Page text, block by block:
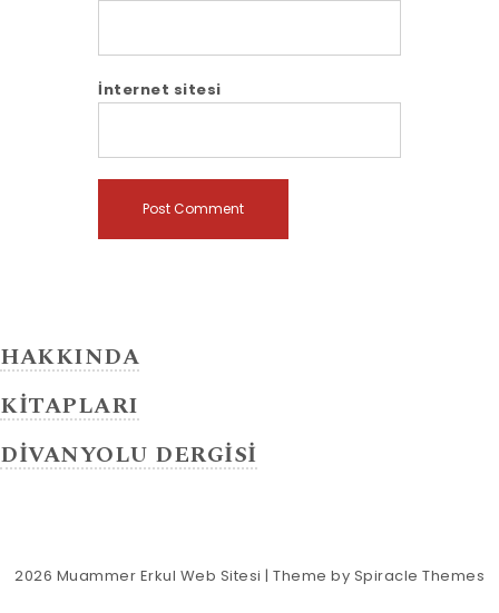
İnternet sitesi
HAKKINDA
KİTAPLARI
DİVANYOLU DERGİSİ
2026 Muammer Erkul Web Sitesi | Theme by Spiracle Themes